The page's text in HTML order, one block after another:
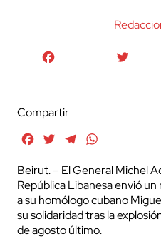
Compartir
FacebookTwitterTelegram
Beirut. – El General Michel
República Libanesa envió
a su homólogo cubano
su solidaridad tras la
de agosto último.